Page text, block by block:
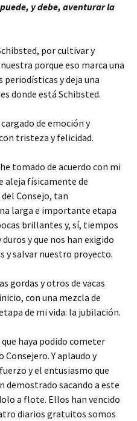
y debe, aventurar la
por cultivar y
porque eso marca una
y deja una
donde está Schibsted.
de emoción y
tristeza y felicidad.
tomado de acuerdo con mi
aleja físicamente de
Consejo, tan
larga e importante etapa
brillantes y, sí, tiempos
y que nos han exigido
y salvar nuestro proyecto.
gordas y otros de vacas
con una mezcla de
de mi vida: la jubilación.
haya podido cometer
Y aplaudo y
y el entusiasmo que
demostrado sacando a este
a flote. Ellos han vencido
diarios gratuitos somos